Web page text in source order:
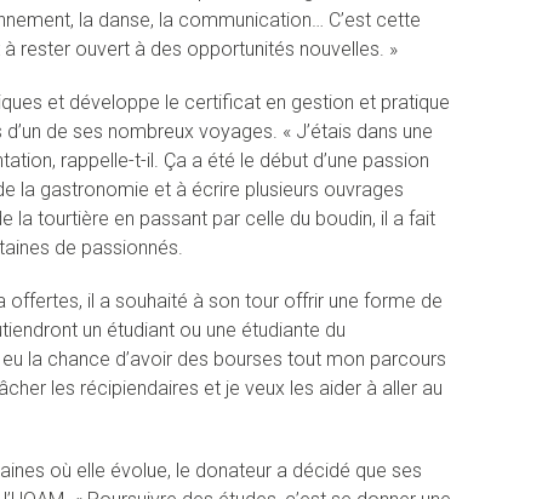
la danse, la communication… C’est cette
rester ouvert à des opportunités nouvelles. »
et développe le certificat en gestion et pratique
de ses nombreux voyages. « J’étais dans une
rappelle-t-il. Ça a été le début d’une passion
la gastronomie et à écrire plusieurs ouvrages
la tourtière en passant par celle du boudin, il a fait
de passionnés.
offertes, il a souhaité à son tour offrir une forme de
un étudiant ou une étudiante du
la chance d’avoir des bourses tout mon parcours
les récipiendaires et je veux les aider à aller au
où elle évolue, le donateur a décidé que ses